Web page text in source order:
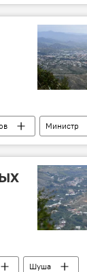
территории
Министр
Шуша